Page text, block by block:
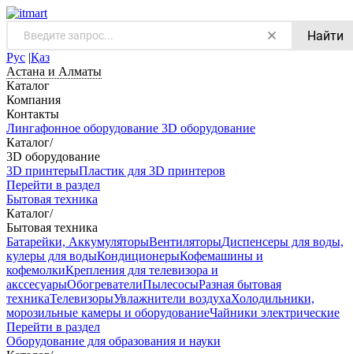
Найти
Рус |Қаз
Астана и Алматы
Каталог
Компания
Контакты
Лингафонное оборудование 3D оборудование
Каталог/
3D оборудование
3D принтерыПластик для 3D принтеров
Перейти в раздел
Бытовая техника
Каталог/
Бытовая техника
Батарейки, АккумуляторыВентиляторыДиспенсеры для воды,
кулеры для водыКондиционерыКофемашины и
кофемолкиКрепления для телевизора и
акссесуарыОбогревателиПылесосыРазная бытовая
техникаТелевизорыУвлажнители воздухаХолодильники,
морозильные камеры и оборудованиеЧайники электрические
Перейти в раздел
Оборудование для образования и науки